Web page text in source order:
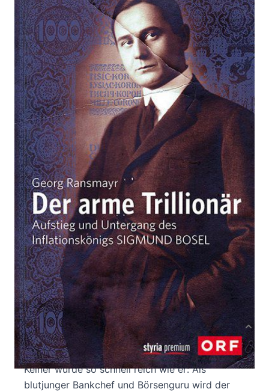
Der arme Trillionär
Zur Wunschliste hinzufügen
Aufstieg und Untergang des Inflationskönigs
Sigmund Bosel
VonGeorg Ransmayr
Verlag: Styria 22.08.2016
Buch 320 Seiten
festgebunden mit
Schutzumschlag
ISBN: 978-3-222-
13535-4
Bibliografische Daten
Autor:innenbeschreibung
Produktbeschreibung
Das Spekulantenepos der Zwischenkriegszeit
Keiner wurde so schnell reich wie er: Als
blutjunger Bankchef und Börsenguru wird der